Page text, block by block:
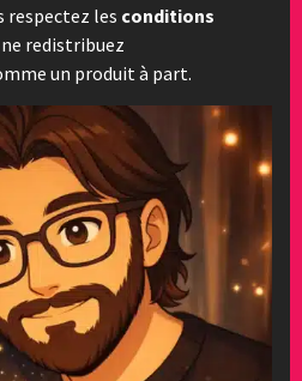
respectez les conditions
redistribuez
un produit à part.